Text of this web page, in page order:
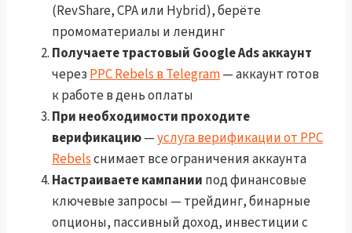
(RevShare, CPA или Hybrid), берёте
промоматериалы и лендинг
Получаете трастовый Google Ads аккаунт
через PPC Rebels в Telegram— аккаунт готов
к работе в день оплаты
При необходимости проходите
верификацию—услуга верификации от PPC
Rebelsснимает все ограничения аккаунта
Настраиваете кампании под финансовые
ключевые запросы — трейдинг, бинарные
опционы, пассивный доход, инвестиции с